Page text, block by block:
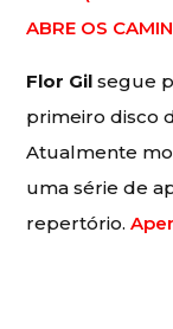
ABRE OS
Flor Gil segue
primeiro disco
Atualmente
uma série de
repertório.